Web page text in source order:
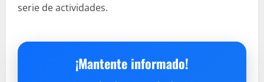
serie de actividades.
¡Mantente informado!